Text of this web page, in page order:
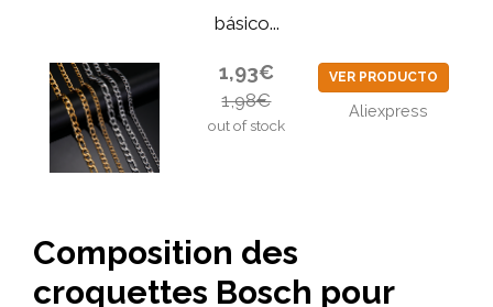
básico...
1,93€
1,98€
out of stock
VER PRODUCTO
Aliexpress
Composition des
croquettes Bosch pour